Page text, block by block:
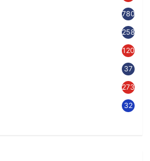
780
2583
120
37
273
32